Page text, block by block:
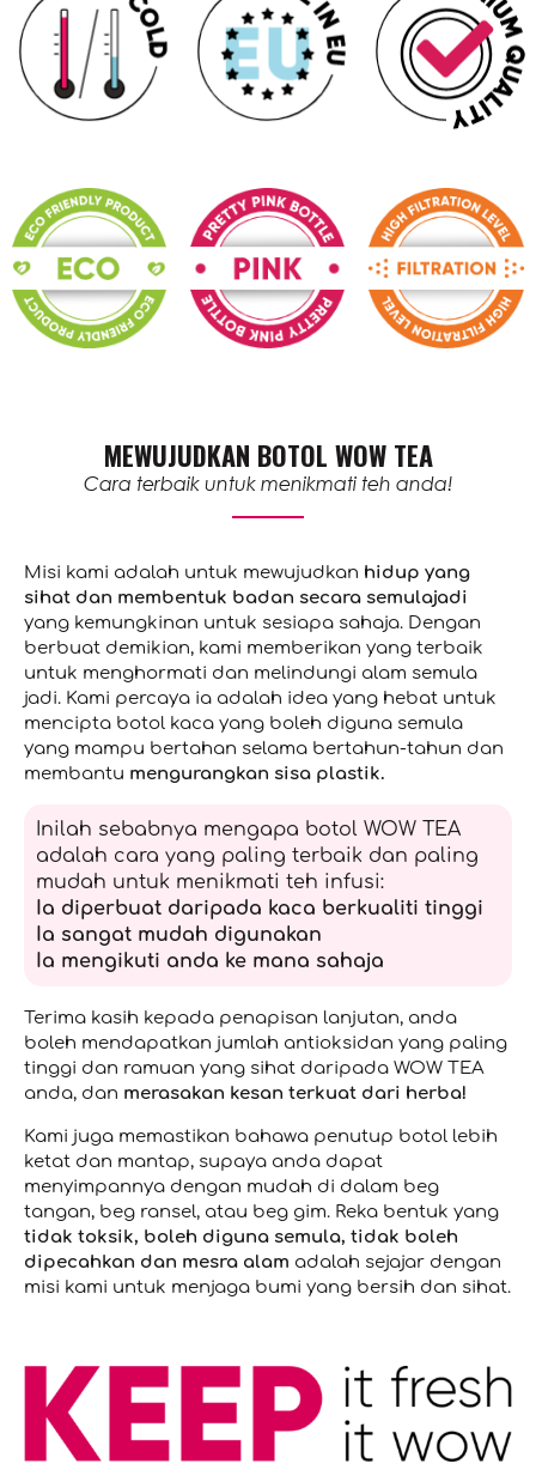
MEWUJUDKAN BOTOL WOW TEA
Cara terbaik untuk menikmati teh anda!
Misi kami adalah untuk mewujudkan hidup yang
sihat dan membentuk badan secara semulajadi
yang kemungkinan untuk sesiapa sahaja. Dengan
berbuat demikian, kami memberikan yang terbaik
untuk menghormati dan melindungi alam semula
jadi. Kami percaya ia adalah idea yang hebat untuk
mencipta botol kaca yang boleh diguna semula
yang mampu bertahan selama bertahun-tahun dan
membantu mengurangkan sisa plastik.
Inilah sebabnya mengapa botol WOW TEA
adalah cara yang paling terbaik dan paling
mudah untuk menikmati teh infusi:
Ia diperbuat daripada kaca berkualiti tinggi
Ia sangat mudah digunakan
Ia mengikuti anda ke mana sahaja
Terima kasih kepada penapisan lanjutan, anda
boleh mendapatkan jumlah antioksidan yang paling
tinggi dan ramuan yang sihat daripada WOW TEA
anda, dan merasakan kesan terkuat dari herba!
Kami juga memastikan bahawa penutup botol lebih
ketat dan mantap, supaya anda dapat
menyimpannya dengan mudah di dalam beg
tangan, beg ransel, atau beg gim. Reka bentuk yang
tidak toksik, boleh diguna semula, tidak boleh
dipecahkan dan mesra alam adalah sejajar dengan
misi kami untuk menjaga bumi yang bersih dan sihat.